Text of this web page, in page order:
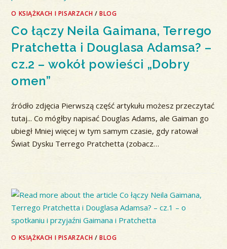
O KSIĄŻKACH I PISARZACH /BLOG
Co łączy Neila Gaimana, Terrego
Pratchetta i Douglasa Adamsa? –
cz.2 – wokół powieści „Dobry
omen”
źródło zdjęcia Pierwszą część artykułu możesz przeczytać
tutaj... Co mógłby napisać Douglas Adams, ale Gaiman go
ubiegł Mniej więcej w tym samym czasie, gdy ratował
Świat Dysku Terrego Pratchetta (zobacz…
O KSIĄŻKACH I PISARZACH /BLOG